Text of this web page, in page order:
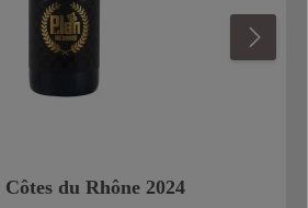
du Rhône 2024